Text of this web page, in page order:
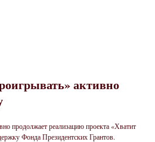
активно
продолжает реализацию проекта «Хватит
Фонда Президентских Грантов.